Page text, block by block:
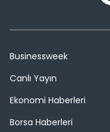
Businessweek
Canlı Yayın
Ekonomi Haberleri
Borsa Haberleri